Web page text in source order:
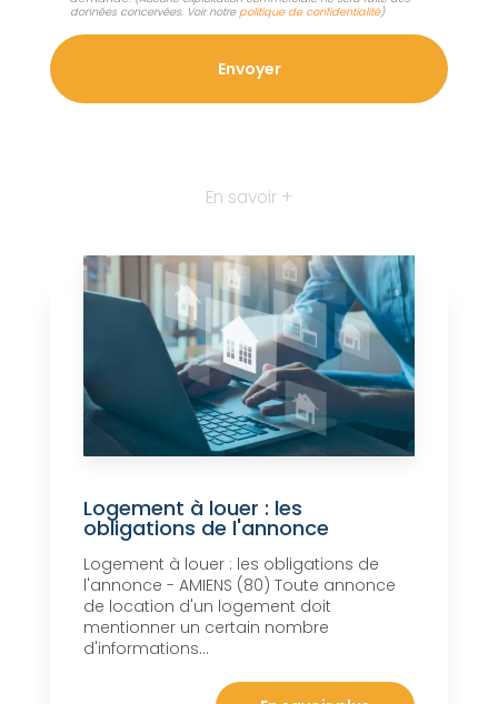
données concervées. Voir notrepolitique de confidentialité)
En savoir +
Logement à louer : les
obligations de l'annonce
Logement à louer : les obligations de
l'annonce - AMIENS (80) Toute annonce
de location d'un logement doit
mentionner un certain nombre
d'informations...